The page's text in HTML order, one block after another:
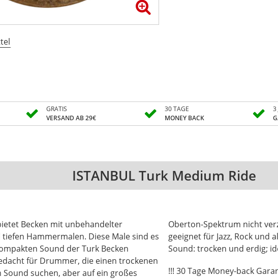
GRATIS
VERSAND AB 29€
30 TAGE
MONEY BACK
3
ISTANBUL Turk Medium Ride
Becken mit unbehandelter
Hammermalen. Diese Male sind es
Sound der Turk Becken
für Drummer, die einen trockenen
suchen, aber auf ein großes
nicht verzichten wollen. Super
Rock und allem was dazwischen liegt.
Sound: trocken und erdig;
!!! 30 Tage Money-back